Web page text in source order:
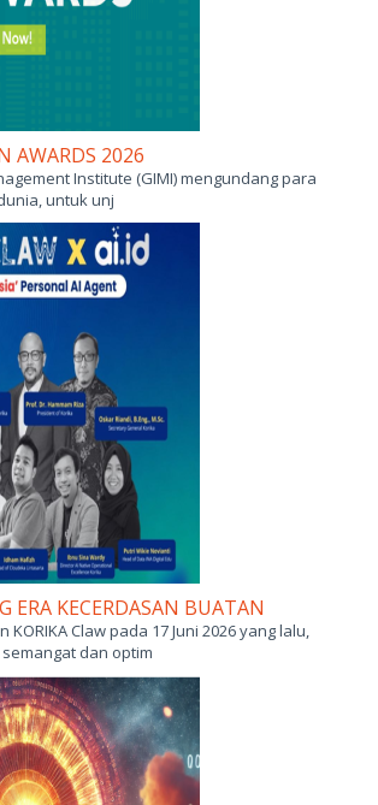
AWARDS 2026
Institute (GIMI) mengundang para
untuk unj
ERA KECERDASAN BUATAN
Claw pada 17 Juni 2026 yang lalu,
dan optim